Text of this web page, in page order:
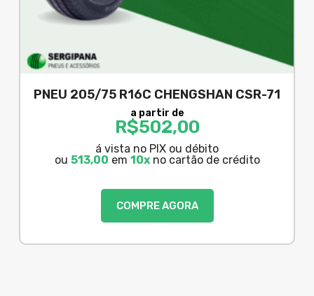
PNEU 205/75 R16C CHENGSHAN CSR-71
a partir de
R$502,00
á vista no PIX ou débito
ou 513,00 em 10xno cartão de crédito
COMPRE AGORA